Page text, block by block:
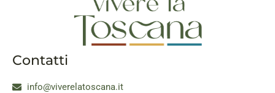
Contatti
info@viverelatoscana.it